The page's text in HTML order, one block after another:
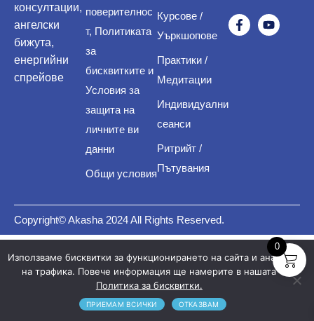
консултации,
ангелски
бижута,
енергийни
спрейове
поверителнос
т, Политиката
за
бисквитките и
Условия за
защита на
личните ви
данни
Общи условия
Курсове /
Уъркшопове
Практики /
Медитации
Индивидуални
сеанси
Ритрийт /
Пътувания
Copyright© Akasha 2024 All Rights Reserved.
0
Използваме бисквитки за функционирането на сайта и анализ
на трафика. Повече информация ще намерите в нашата
Политика за бисквитки.
ПРИЕМАМ ВСИЧКИ ОТКАЗВАМ